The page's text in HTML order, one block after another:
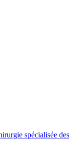
spécialisée des